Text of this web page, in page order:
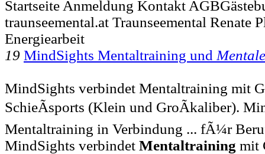
Startseite Anmeldung Kontakt
traunseemental.at Traunseemental Renate
Energiearbeit
19 MindSights Mentaltraining und
MindSights verbindet Mentaltraining mit
SchieÃsports (Klein und GroÃkaliber).
Mentaltraining in Verbindung ... fÃ¼r
MindSights verbindet Mentaltraining mit